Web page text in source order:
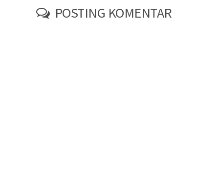
POSTING KOMENTAR